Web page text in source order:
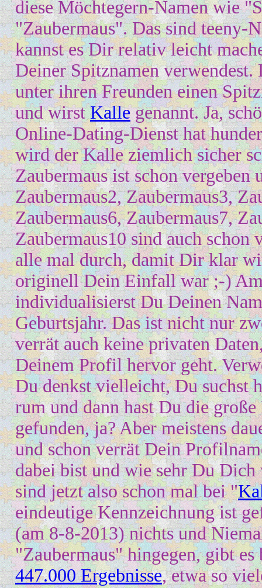
diese Möchtegern-Namen wie
"Zaubermaus". Das sind teeny-
kannst esDirrelativ leicht
Deiner Spitznamen verwendest.
unter ihren Freunden einen
und wirstKallegenannt. Ja,
Online-Dating-Diensthat
wird der Kalle ziemlich sicher
Zaubermaus ist schon vergeben
Zaubermaus2, Zaubermaus3,
Zaubermaus6, Zaubermaus7,
Zaubermaus10 sind auch schon
alle mal durch, damitDir klar
originell Dein Einfall war ;-)
individualisierst Du Deinen
Geburtsjahr. Das ist nicht nur
verrät auch keine privaten
Deinem Profil hervor geht.
Du denkst vielleicht, Du suchst
rum und dann hast Dudie große
gefunden, ja? Aber meistens
und schon verrät Dein
dabei bist und wie sehr DuDich
sind jetzt also schon mal bei "
eindeutige Kennzeichnung ist
(am 8-8-2013) nichts und
"Zaubermaus"hingegen, gibt
447.000 Ergebnisse, etwa so